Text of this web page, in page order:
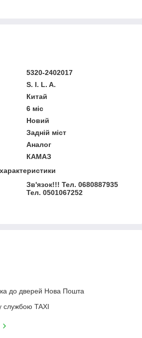
5320-2402017
S. I. L. A.
Китай
6 міс
Новий
Задній міст
Аналог
КАМАЗ
Зв'язок!!! Тел. 0680887935
Тел. 0501067252
до дверей Нова Пошта
службою TAXI